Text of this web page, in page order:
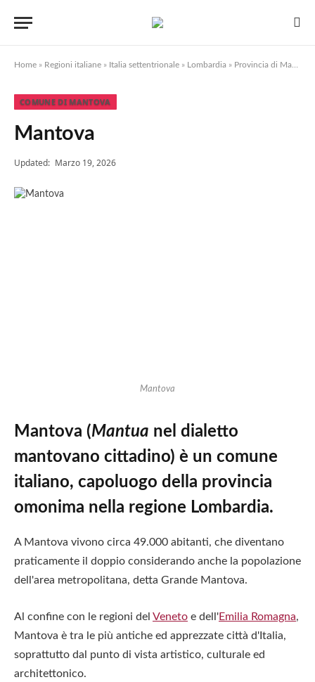
Home » Regioni italiane » Italia settentrionale » Lombardia » Provincia di Mantova
COMUNE DI MANTOVA
Mantova
Updated: Marzo 19, 2026
Mantova
Mantova (Mantua nel dialetto
mantovano cittadino) è un comune
italiano, capoluogo della provincia
omonima nella regione Lombardia.
A Mantova vivono circa 49.000 abitanti, che diventano
praticamente il doppio considerando anche la popolazione
dell'area metropolitana, detta Grande Mantova.
Al confine con le regioni del Veneto e dell'Emilia Romagna,
Mantova è tra le più antiche ed apprezzate città d'Italia,
soprattutto dal punto di vista artistico, culturale ed
architettonico.